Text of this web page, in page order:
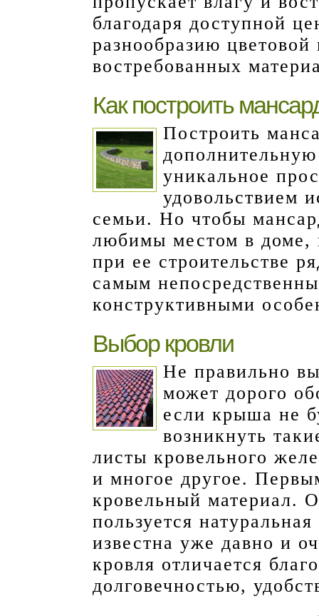
благодаря доступной
разнообразию
востребованных
Как построить
Построить
уникальное
удовольствием
семьи. Но чтобы
любимы местом в доме,
при ее строительстве
самым
конструктивными
Выбор кровли
Не правильно
может дорого
если крыша не
возникнуть
листы кровельного
и многое другое.
кровельный материал.
пользуется
известна уже давно и
кровля отличается
долговечностью,